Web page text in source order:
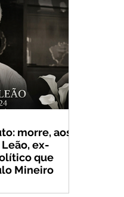
morre, aos
ex-
que
Mineiro